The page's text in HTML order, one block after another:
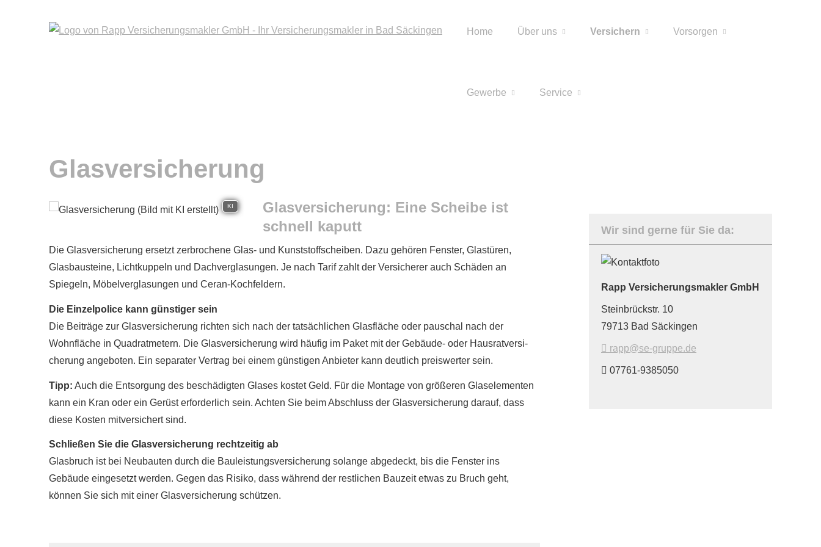
Home Über uns Versichern Vorsorgen
Gewerbe Service
Wir sind gerne für Sie da:
Rapp Ver­sicherungs­makler GmbH
Steinbrückstr. 10
79713 Bad Säckingen
rapp@se-gruppe.de
07761-9385050
Glasversicherung
KI
Glasversicherung: Eine Scheibe ist
schnell kaputt
Die Glasversicherung ersetzt zerbrochene Glas- und Kunststoffscheiben. Dazu gehören Fenster, Glastüren,
Glasbausteine, Lichtkuppeln und Dachverglasungen. Je nach Tarif zahlt der Versicherer auch Schäden an
Spiegeln, Möbelverglasungen und Ceran-Kochfeldern.
Die Einzelpolice kann günstiger sein
Die Beiträge zur Glasversicherung richten sich nach der tatsächlichen Glasfläche oder pauschal nach der
Wohnfläche in Quadratmetern. Die Glasversicherung wird häufig im Paket mit der Gebäude- oder Haus­rat­ver­si­
che­rung angeboten. Ein separater Vertrag bei einem günstigen Anbieter kann deutlich preiswerter sein.
Tipp: Auch die Entsorgung des beschädigten Glases kostet Geld. Für die Montage von größeren Glaselementen
kann ein Kran oder ein Gerüst erforderlich sein. Achten Sie beim Abschluss der Glasversicherung darauf, dass
diese Kosten mitversichert sind.
Schließen Sie die Glasversicherung rechtzeitig ab
Glasbruch ist bei Neubauten durch die Bauleistungsversicherung solange abgedeckt, bis die Fenster ins
Gebäude eingesetzt werden. Gegen das Risiko, dass während der restlichen Bauzeit etwas zu Bruch geht,
können Sie sich mit einer Glasversicherung schützen.